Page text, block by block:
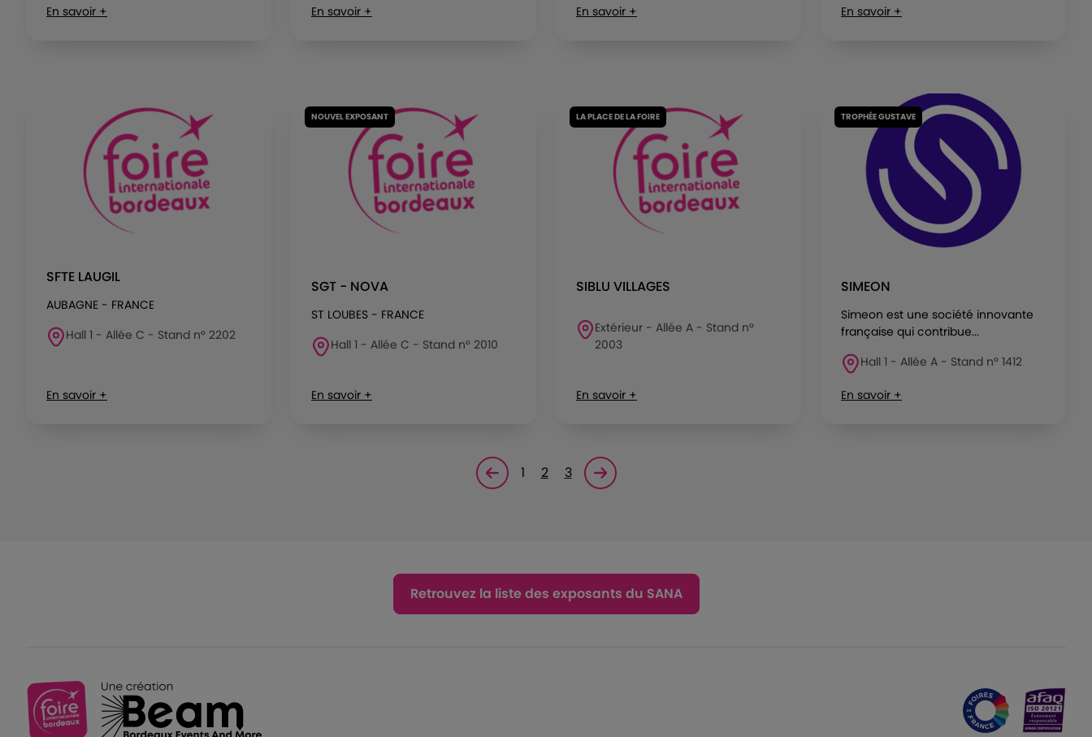
En savoir + En savoir + En savoir + En savoir +
SFTE LAUGIL
AUBAGNE - FRANCE
Hall 1 - Allée C - Stand n° 2202
En savoir +
NOUVEL EXPOSANT
SGT - NOVA
ST LOUBES - FRANCE
Hall 1 - Allée C - Stand n° 2010
En savoir +
LA PLACE DE LA FOIRE
SIBLU VILLAGES
Extérieur - Allée A - Stand n°
2003
En savoir +
TROPHÉE GUSTAVE
SIMEON
Simeon est une société innovante
française qui contribue...
Hall 1 - Allée A - Stand n° 1412
En savoir +
Page précédente
1 2 3 Page suivante<
Retrouvez la liste des exposants du SANA